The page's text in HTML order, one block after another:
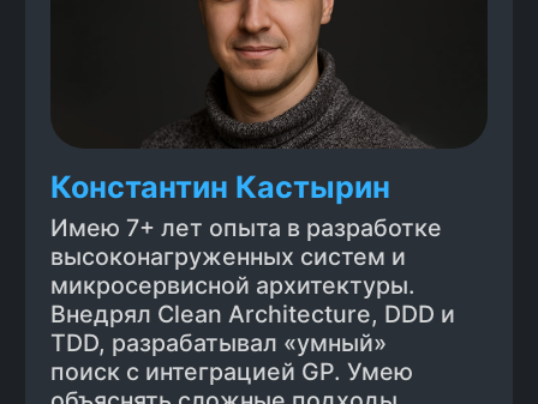
Курс даст понимание того, каким
должен быть современный senior
разработчик и как до этого уровня
дорасти
широкий кругозор, системное
мышление, ответственность за
результат
Менталитет senior инженера -